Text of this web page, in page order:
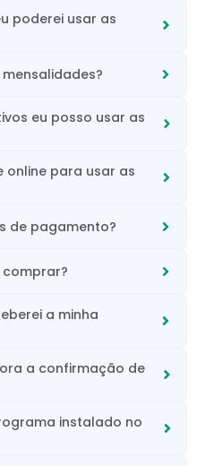
poderei usar as
eu posso usar as
online para usar as
de pagamento?
a minha
a confirmação de
instalado no